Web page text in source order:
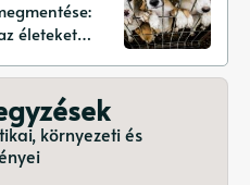
életeket a
és
révén
környezeti és